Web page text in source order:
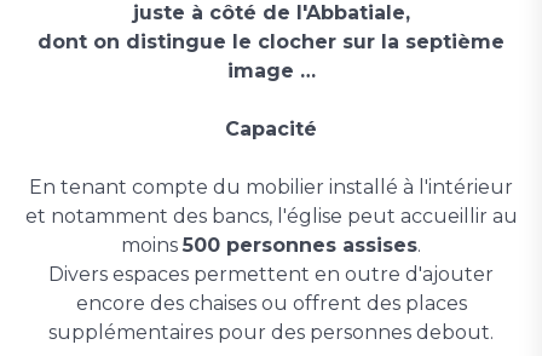
juste à côté de l'Abbatiale,
dont on distingue le clocher sur la septième
image …
Capacité
En tenant compte du mobilier installé à l'intérieur
et notamment des bancs, l'église peut accueillir au
moins 500 personnes assises.
Divers espaces permettent en outre d'ajouter
encore des chaises ou offrent des places
supplémentaires pour des personnes debout.